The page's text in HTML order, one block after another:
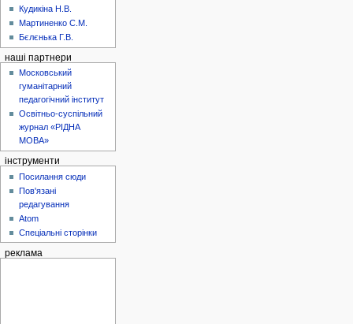
Кудикіна Н.В.
Мартиненко С.М.
Бєлєнька Г.В.
наші партнери
Московський
гуманітарний
педагогічний інститут
Освітньо-суспільний
журнал «РІДНА
МОВА»
інструменти
Посилання сюди
Пов'язані
редагування
Atom
Спеціальні сторінки
реклама